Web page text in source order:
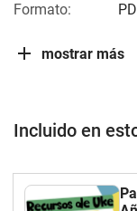
Formato:
mostrar más
Incluido en